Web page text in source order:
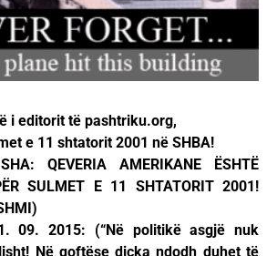
i editorit të pashtriku.org,
e 11 shtatorit 2001 në SHBA!
QEVERIA AMERIKANE ËSHTË
SULMET E 11 SHTATORIT 2001!
09. 2015: (“Në politikë asgjë nuk
Në qoftëse diçka ndodh duhet të